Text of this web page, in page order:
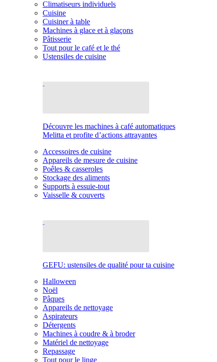
Climatiseurs individuels
Cuisine
Cuisiner à table
Machines à glace et à glaçons
Pâtisserie
Tout pour le café et le thé
Ustensiles de cuisine
Découvre les machines à café automatiques
Melitta et profite d’actions attrayantes
Accessoires de cuisine
Appareils de mesure de cuisine
Poêles & casseroles
Stockage des aliments
Supports à essuie-tout
Vaisselle & couverts
GEFU: ustensiles de qualité pour ta cuisine
Halloween
Noël
Pâques
Appareils de nettoyage
Aspirateurs
Détergents
Machines à coudre & à broder
Matériel de nettoyage
Repassage
Tout pour le linge